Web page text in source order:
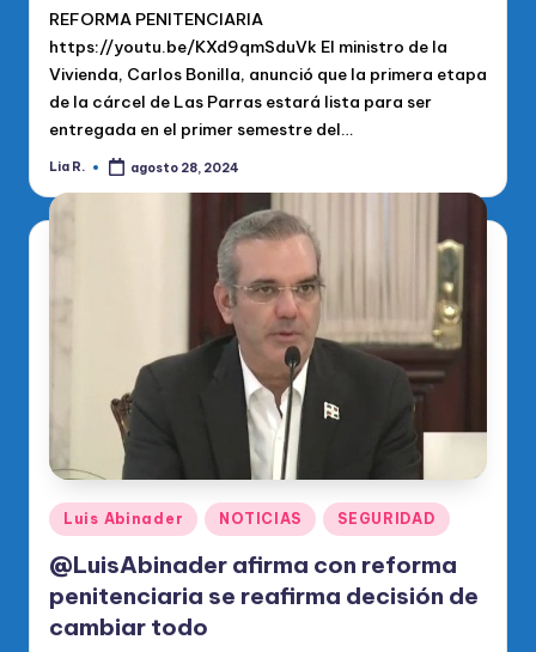
P
R
M
REFORMA PENITENCIARIA
https://youtu.be/KXd9qmSduVk El ministro de la
Vivienda, Carlos Bonilla, anunció que la primera etapa
de la cárcel de Las Parras estará lista para ser
entregada en el primer semestre del…
Publicado
Lia R. agosto 28, 2024
Publicado
en
Luis Abinader NOTICIAS SEGURIDAD
@LuisAbinader afirma con reforma
penitenciaria se reafirma decisión de
cambiar todo